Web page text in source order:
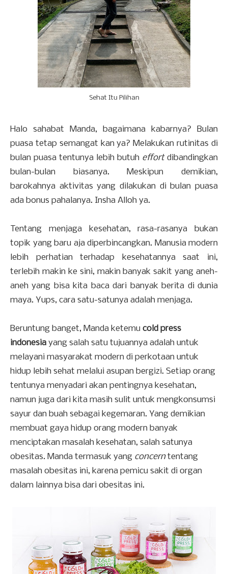
Sehat Itu Pilihan
Halo sahabat Manda, bagaimana kabarnya? Bulan
puasa tetap semangat kan ya? Melakukan rutinitas di
bulan puasa tentunya lebih butuh effortdibandingkan
bulan-bulan biasanya. Meskipun demikian,
barokahnya aktivitas yang dilakukan di bulan puasa
ada bonus pahalanya. Insha Alloh ya.
Tentang menjaga kesehatan, rasa-rasanya bukan
topik yang baru aja diperbincangkan. Manusia modern
lebih perhatian terhadap kesehatannya saat ini,
terlebih makin ke sini, makin banyak sakit yang aneh-
aneh yang bisa kita baca dari banyak berita di dunia
maya. Yups, cara satu-satunya adalah menjaga.
Beruntung banget, Manda ketemu cold press
indonesia yang salah satu tujuannya adalah untuk
melayani masyarakat modern di perkotaan untuk
hidup lebih sehat melalui asupan bergizi. Setiap orang
tentunya menyadari akan pentingnya kesehatan,
namun juga dari kita masih sulit untuk mengkonsumsi
sayur dan buah sebagai kegemaran. Yang demikian
membuat gaya hidup orang modern banyak
menciptakan masalah kesehatan, salah satunya
obesitas. Manda termasuk yang concerntentang
masalah obesitas ini, karena pemicu sakit di organ
dalam lainnya bisa dari obesitas ini.